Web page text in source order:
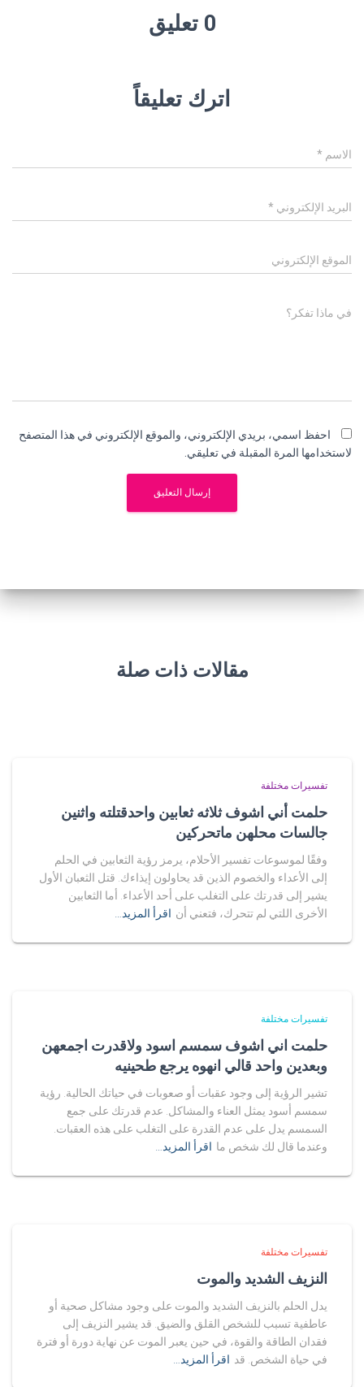
0 تعليق
اترك تعليقاً
الاسم *
البريد الإلكتروني *
الموقع الإلكتروني
في ماذا تفكر؟
احفظ اسمي، بريدي الإلكتروني، والموقع الإلكتروني في هذا المتصفح
لاستخدامها المرة المقبلة في تعليقي.
مقالات ذات صلة
تفسيرات مختلفة
حلمت أني اشوف ثلاثه ثعابين واحدقتلته واثنين
جالسات محلهن ماتحركين
وفقًا لموسوعات تفسير الأحلام، يرمز رؤية الثعابين في الحلم
إلى الأعداء والخصوم الذين قد يحاولون إيذاءك. قتل الثعبان الأول
يشير إلى قدرتك على التغلب على أحد الأعداء. أما الثعابين
الأخرى اللتي لم تتحرك، فتعني أن اقرأ المزيد…
تفسيرات مختلفة
حلمت اني اشوف سمسم اسود ولاقدرت اجمعهن
وبعدين واحد قالي انهوه يرجع طحينيه
تشير الرؤية إلى وجود عقبات أو صعوبات في حياتك الحالية. رؤية
سمسم أسود يمثل العناء والمشاكل. عدم قدرتك على جمع
السمسم يدل على عدم القدرة على التغلب على هذه العقبات.
وعندما قال لك شخص ما اقرأ المزيد…
تفسيرات مختلفة
النزيف الشديد والموت
يدل الحلم بالنزيف الشديد والموت على وجود مشاكل صحية أو
عاطفية تسبب للشخص القلق والضيق. قد يشير النزيف إلى
فقدان الطاقة والقوة، في حين يعبر الموت عن نهاية دورة أو فترة
في حياة الشخص. قد اقرأ المزيد…